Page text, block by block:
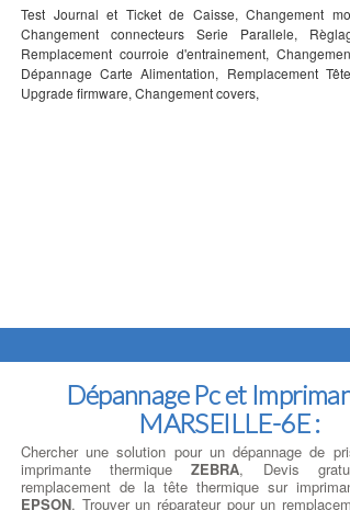
Test Journal et Ticket de Caisse, Changement
Changement connecteurs Serie Parallele,
Remplacement courroie d'entrainement,
Dépannage Carte Alimentation, Remplacement
Upgrade firmware, Changement covers,
Dépannage Pc et
MARSEILLE-6E :
Chercher une solution pour un dépannage de
imprimante thermiqueZEBRA, Devis
remplacement de la tête thermique sur
EPSON, Trouver un réparateur pour un